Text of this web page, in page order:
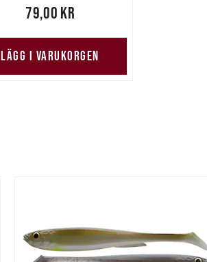
79,00 kr
79,00 kr
LÄGG I VARUKORGEN